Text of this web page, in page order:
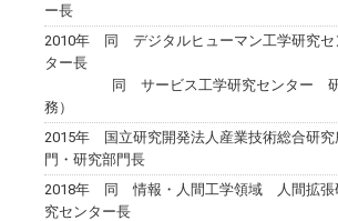
ー長
2010年 同 デジタルヒューマン工学研究
ター長
同 サービス工学研究センター
務）
2015年 国立研究開発法人産業技術総合研究
門・研究部門長
2018年 同 情報・人間工学領域 人間拡
究センター長